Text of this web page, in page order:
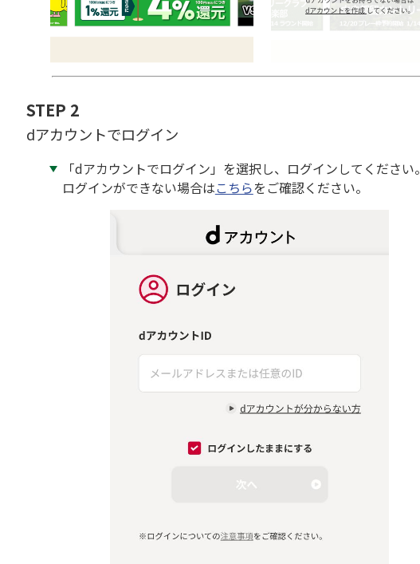
STEP 2
dアカウントでログイン
「dアカウントでログイン」を選択し、ログインしてください。
ログインができない場合はこちらをご確認ください。